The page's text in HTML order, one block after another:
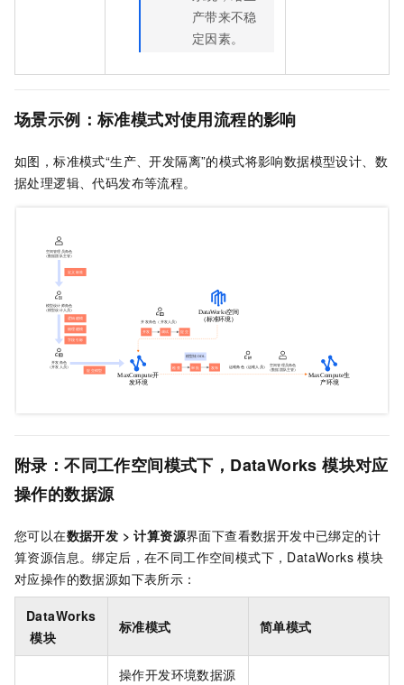
产带来不稳
定因素。
场景示例：标准模式对使用流程的影响
如图，标准模式“生产、开发隔离”的模式将影响数据模型设计、数
据处理逻辑、代码发布等流程。
附录：不同工作空间模式下，DataWorks 模块对应
操作的数据源
您可以在数据开发 >计算资源界面下查看数据开发中已绑定的计
算资源信息。绑定后，在不同工作空间模式下，DataWorks 模块
对应操作的数据源如下表所示：
DataWorks
模块
标准模式 简单模式
操作开发环境数据源